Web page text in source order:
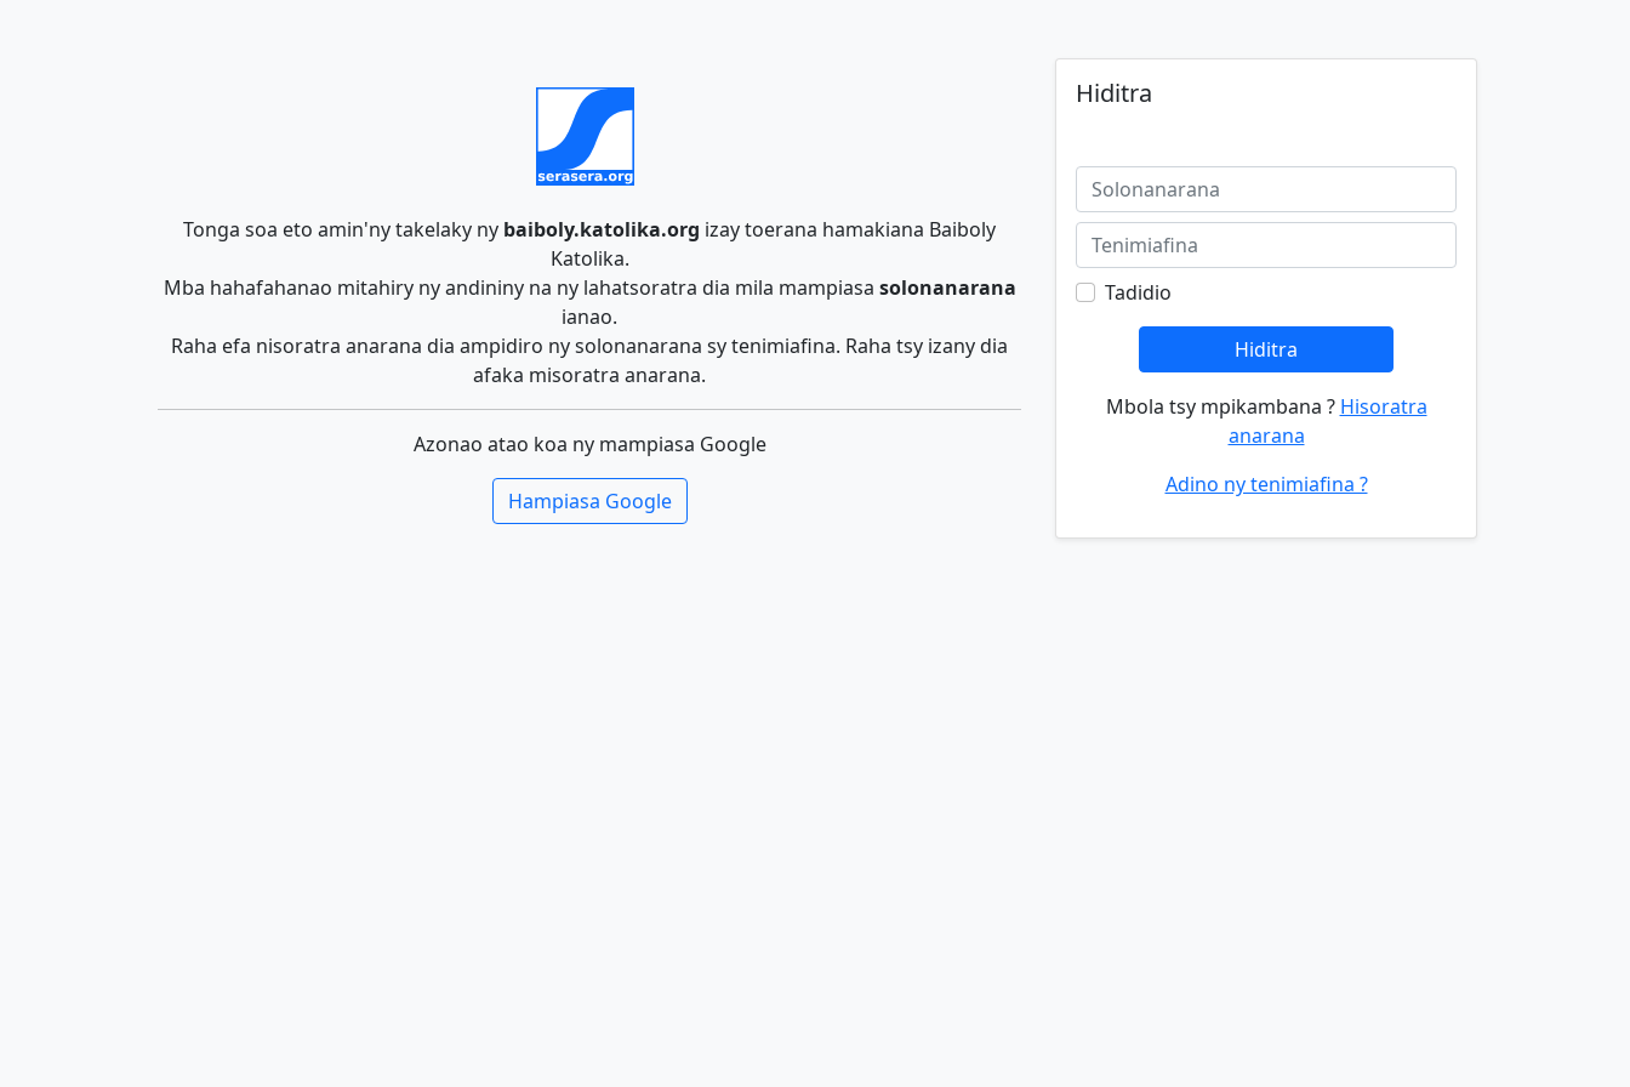
Tonga soa eto amin'ny takelaky ny baiboly.katolika.org izay toerana hamakiana Baiboly
Katolika.
Mba hahafahanao mitahiry ny andininy na ny lahatsoratra dia mila mampiasa solonanarana
ianao.
Raha efa nisoratra anarana dia ampidiro ny solonanarana sy tenimiafina. Raha tsy izany dia
afaka misoratra anarana.
Azonao atao koa ny mampiasa Google
Hampiasa Google
Hiditra
Tadidio
Hiditra
Mbola tsy mpikambana ? Hisoratra
anarana
Adino ny tenimiafina ?